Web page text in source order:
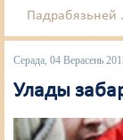
Падрабязьней
Серада, 04 Верасень
Улады